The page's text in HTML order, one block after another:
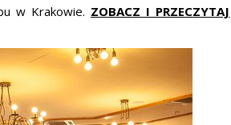
w Krakowie. ZOBACZ I PRZECZYTAJ